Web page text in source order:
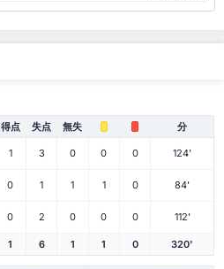
得点 失点 無失 分
1 3 0 0 0 124'
0 1 1 1 0 84'
0 2 0 0 0 112'
1 6 1 1 0 320'